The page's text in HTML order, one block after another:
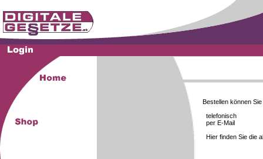
Bestellen können Sie
telefonisch
per E-Mail
Hier finden Sie die